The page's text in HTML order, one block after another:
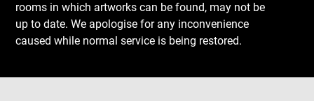
rooms in which artworks can be found, may not be
up to date. We apologise for any inconvenience
caused while normal service is being restored.
Download
Next
Previous